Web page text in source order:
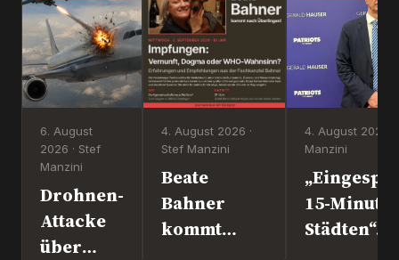
6. August
2026 · Stef
Manzini
Drohnen-
Attacke
über
4. August 2026 ·
Stef Manzini
Beate
Bahner
kommt
4. August 2026 ·
Manzini
15-
Städten“.